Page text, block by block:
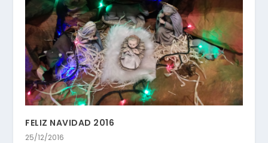
FELIZ NAVIDAD 2016
25/12/2016